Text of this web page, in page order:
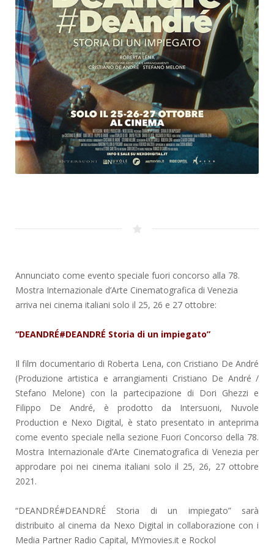
Annunciato come evento speciale fuori concorso alla 78.
Mostra Internazionale d’Arte Cinematografica di Venezia
arriva nei cinema italiani solo il 25, 26 e 27 ottobre:
“DEANDRÉ#DEANDRÉ Storia di un impiegato”
Il film documentario di Roberta Lena, con Cristiano De André
(Produzione artistica e arrangiamenti Cristiano De André /
Stefano Melone) con la partecipazione di Dori Ghezzi e
Filippo De André, è prodotto da Intersuoni, Nuvole
Production e Nexo Digital, è stato presentato in anteprima
come evento speciale nella sezione Fuori Concorso della 78.
Mostra Internazionale d’Arte Cinematografica di Venezia per
approdare poi nei cinema italiani solo il 25, 26, 27 ottobre
2021.
“DEANDRÉ#DEANDRÉ Storia di un impiegato” sarà
distribuito al cinema da Nexo Digital in collaborazione con i
Media Partner Radio Capital, MYmovies.it e Rockol